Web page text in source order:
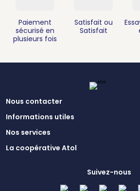
Paiement
sécurisé en
plusieurs fois
Satisfait ou
Satisfait
Nous contacter
Informations utiles
Nos services
La coopérative Atol
Suivez-nous